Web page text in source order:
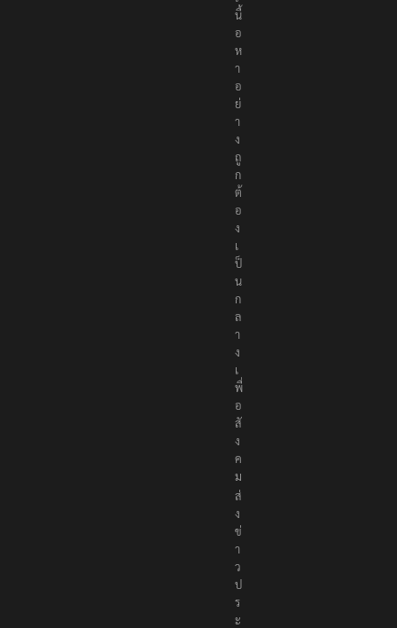
นื้
อ
ห
า
อ
ย่
า
ง
ถู
ก
ต้
อ
ง
เ
ป็
น
ก
ล
า
ง
เ
พื่
อ
สั
ง
ค
ม
ส่
ง
ข่
า
ว
ป
ร
ะ